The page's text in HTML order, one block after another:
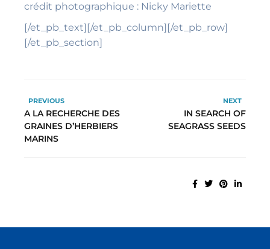
crédit photographique : Nicky Mariette
[/et_pb_text][/et_pb_column][/et_pb_row]
[/et_pb_section]
PREVIOUS
A LA RECHERCHE DES
GRAINES D’HERBIERS
MARINS
NEXT
IN SEARCH OF
SEAGRASS SEEDS